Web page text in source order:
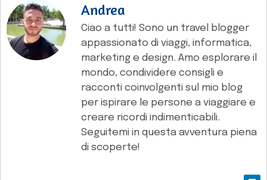
Andrea
Ciao a tutti! Sono un travel blogger
appassionato di viaggi, informatica,
marketing e design. Amo esplorare il
mondo, condividere consigli e
racconti coinvolgenti sul mio blog
per ispirare le persone a viaggiare e
creare ricordi indimenticabili.
Seguitemi in questa avventura piena
di scoperte!